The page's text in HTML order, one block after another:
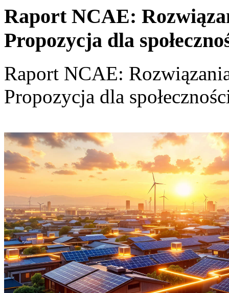
Raport NCAE:
Propozycja dla
Raport NCAE:
Propozycja dla